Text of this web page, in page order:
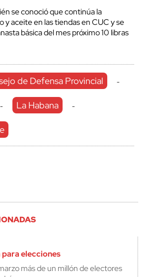
se conoció que continúa la
y aceite en las tiendas en CUC y se
básica del mes próximo 10 libras
de Defensa Provincial -
- La Habana -
para elecciones
más de un millón de electores